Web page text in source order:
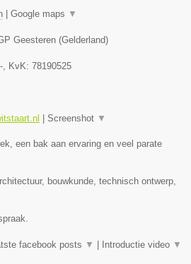
| Google maps ▼
Geesteren (Gelderland)
- , KvK: 78190525
| Screenshot ▼
een bak aan ervaring en veel parate
bouwkunde, technisch ontwerp,
facebook posts ▼ | Introductie video ▼